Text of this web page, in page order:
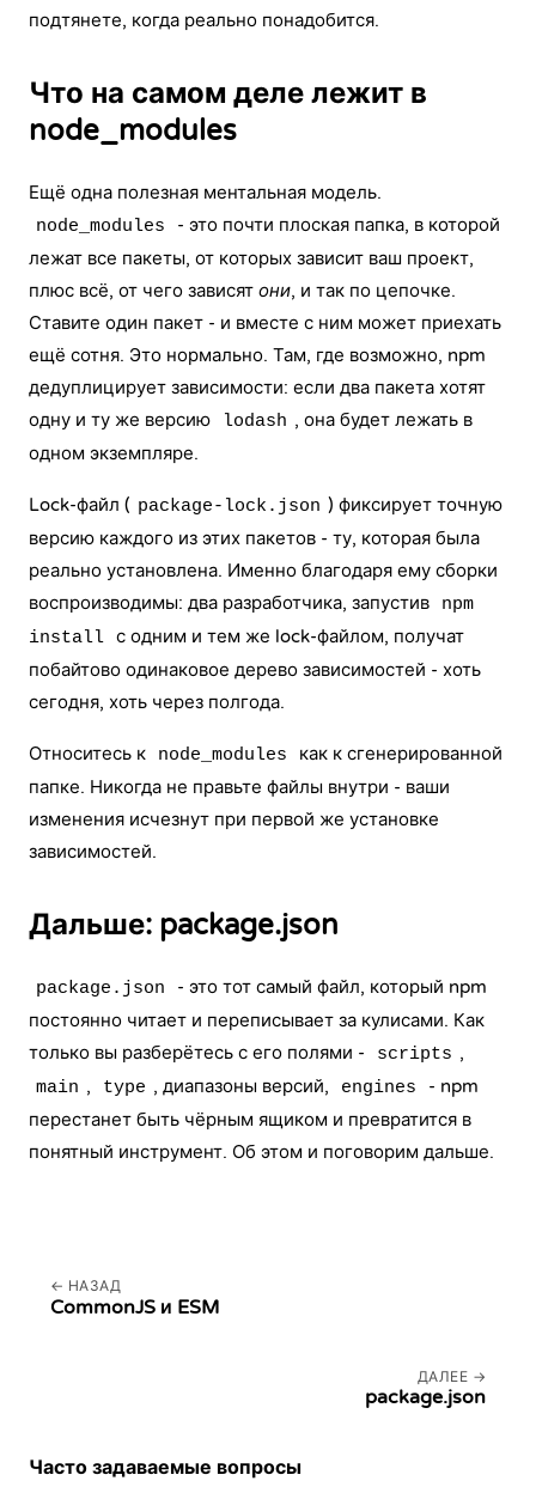
подтянете, когда реально понадобится.
Что на самом деле лежит в
node_modules
Ещё одна полезная ментальная модель.
node_modules
- это почти плоская папка, в которой
лежат все пакеты, от которых зависит ваш проект,
плюс всё, от чего зависят они, и так по цепочке.
Ставите один пакет - и вместе с ним может приехать
ещё сотня. Это нормально. Там, где возможно, npm
дедуплицирует зависимости: если два пакета хотят
одну и ту же версию
lodash , она будет лежать в
одном экземпляре.
Lock-файл ( package-lock.json ) фиксирует точную
версию каждого из этих пакетов - ту, которая была
реально установлена. Именно благодаря ему сборки
воспроизводимы: два разработчика, запустив
npm
install с одним и тем же lock-файлом, получат
побайтово одинаковое дерево зависимостей - хоть
сегодня, хоть через полгода.
Относитесь к node_modules
как к сгенерированной
папке. Никогда не правьте файлы внутри - ваши
изменения исчезнут при первой же установке
зависимостей.
Дальше: package.json
package.json
- это тот самый файл, который npm
постоянно читает и переписывает за кулисами. Как
только вы разберётесь с его полями -
scripts ,
main , type , диапазоны версий, engines
- npm
перестанет быть чёрным ящиком и превратится в
понятный инструмент. Об этом и поговорим дальше.
НАЗАД
CommonJS и ESM
ДАЛЕЕ
package.json
Часто задаваемые вопросы